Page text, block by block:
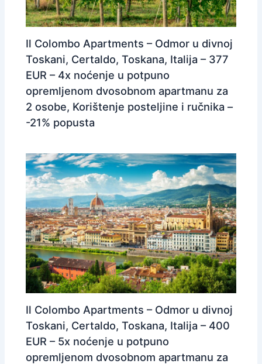
Il Colombo Apartments – Odmor u divnoj
Toskani, Certaldo, Toskana, Italija – 377
EUR – 4x noćenje u potpuno
opremljenom dvosobnom apartmanu za
2 osobe, Korištenje posteljine i ručnika –
-21% popusta
Il Colombo Apartments – Odmor u divnoj
Toskani, Certaldo, Toskana, Italija – 400
EUR – 5x noćenje u potpuno
opremljenom dvosobnom apartmanu za